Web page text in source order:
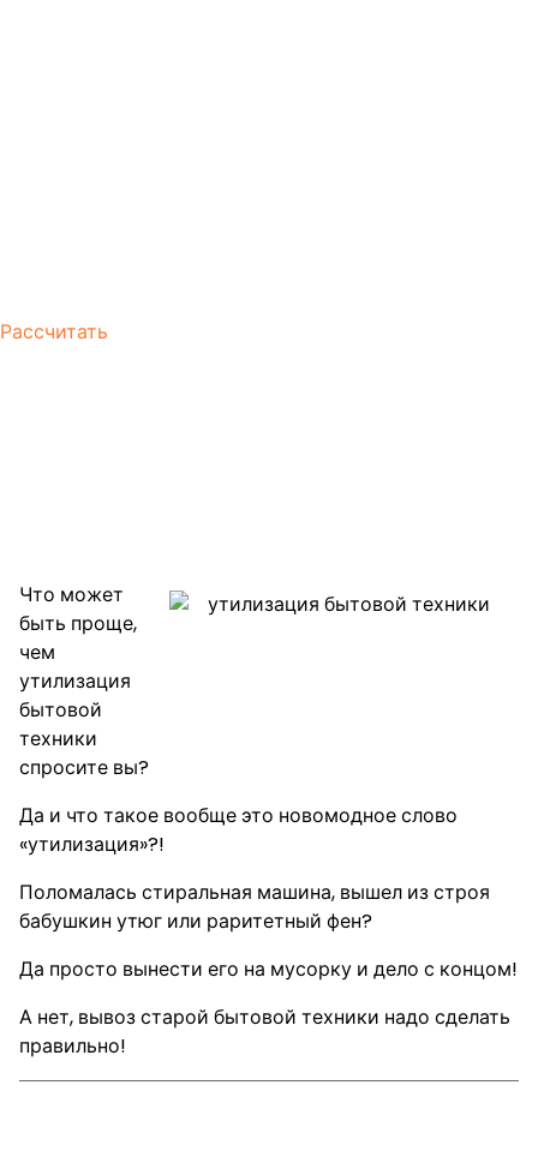
Рассчитать
Что может
быть проще,
чем
утилизация
бытовой
техники
спросите вы?
Да и что такое вообще это новомодное слово
«утилизация»?!
Поломалась стиральная машина, вышел из строя
бабушкин утюг или раритетный фен?
Да просто вынести его на мусорку и дело с концом!
А нет, вывоз старой бытовой техники надо сделать
правильно!